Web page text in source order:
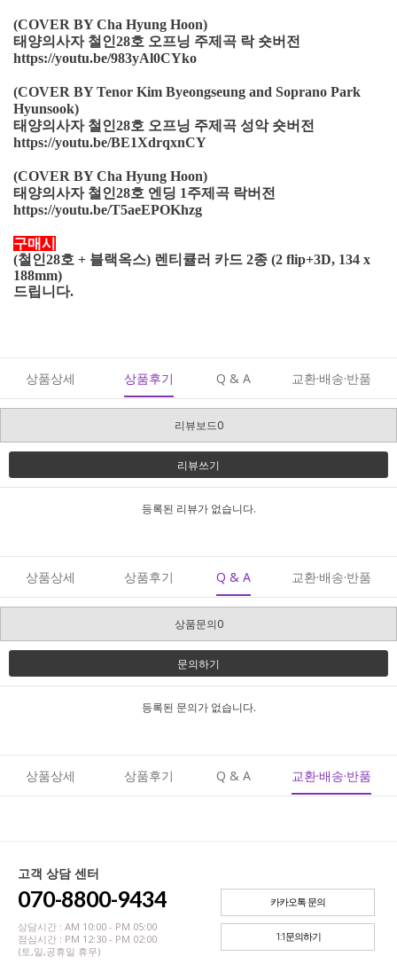
(COVER BY Cha Hyung Hoon)
태양의사자 철인28호 오프닝 주제곡 락 숏버전
https://youtu.be/983yAl0CYko
(COVER BY Tenor Kim Byeongseung and Soprano Park
Hyunsook)
태양의사자 철인28호 오프닝 주제곡 성악 숏버전
https://youtu.be/BE1XdrqxnCY
(COVER BY Cha Hyung Hoon)
태양의사자 철인28호 엔딩 1주제곡 락버전
https://youtu.be/T5aeEPOKhzg
구매시
(철인28호 + 블랙옥스) 렌티큘러 카드 2종 (2 flip+3D, 134 x
188mm)
드립니다.
상품상세 상품후기 Q & A 교환·배송·반품
리뷰보드0
리뷰쓰기
등록된 리뷰가 없습니다.
상품상세 상품후기 Q & A 교환·배송·반품
상품문의0
문의하기
등록된 문의가 없습니다.
상품상세 상품후기 Q & A 교환·배송·반품
고객 상담 센터
070-8800-9434
상담시간 : AM 10:00 - PM 05:00
점심시간 : PM 12:30 - PM 02:00
(토,일,공휴일 휴무)
카카오톡 문의
1:1문의하기